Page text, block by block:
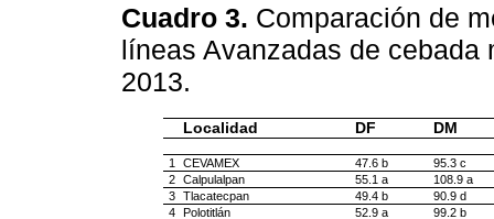
Cuadro 3. Comparación de
líneas Avanzadas de
2013.
Localidad DF DM
1 CEVAMEX 47.6 b
95.3 c
2 Calpulalpan 55.1 a
108.9 a
3 Tlacatecpan 49.4 b
90.9 d
4 Polotitlán 52.9 a
99.2 b